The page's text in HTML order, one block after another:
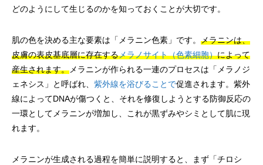
どのようにして生じるのかを知っておくことが大切です。
肌の色を決める主な要素は「メラニン色素」です。 メラニンは、
皮膚の表皮基底層に存在するメラノサイト（色素細胞）によって
産生されます。メラニンが作られる一連のプロセスは「メラノジ
ェネシス」と呼ばれ、 紫外線を浴びることで促進されます。紫外
線によってDNAが傷つくと、それを修復しようとする防御反応の
一環としてメラニンが増加し、これが黒ずみやシミとして肌に現
れます。
メラニンが生成される過程を簡単に説明すると、まず「チロシ